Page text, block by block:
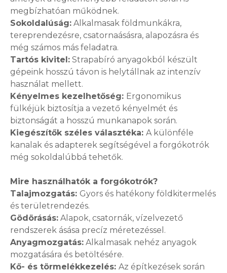
megbízhatóan működnek.
Sokoldalúság: Alkalmasak földmunkákra,
tereprendezésre, csatornaásásra, alapozásra és
még számos más feladatra.
Tartós kivitel: Strapabíró anyagokból készült
gépeink hosszú távon is helytállnak az intenzív
használat mellett.
Kényelmes kezelhetőség: Ergonomikus
fülkéjük biztosítja a vezető kényelmét és
biztonságát a hosszú munkanapok során.
Kiegészítők széles választéka: A különféle
kanalak és adapterek segítségével a forgókotrók
még sokoldalúbbá tehetők.
Mire használhatók a forgókotrók?
Talajmozgatás: Gyors és hatékony földkitermelés
és területrendezés.
Gödörásás: Alapok, csatornák, vízelvezető
rendszerek ásása precíz méretezéssel.
Anyagmozgatás: Alkalmasak nehéz anyagok
mozgatására és betöltésére.
Kő- és törmelékkezelés: Az építkezések során